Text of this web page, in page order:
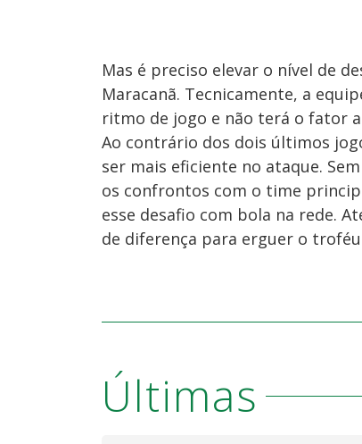
Mas é preciso elevar o nível de
Maracanã. Tecnicamente, a
ritmo de jogo e não terá o fator
Ao contrário dos dois últimos
ser mais eficiente no ataque.
os confrontos com o time
esse desafio com bola na rede.
de diferença para erguer o
Últimas